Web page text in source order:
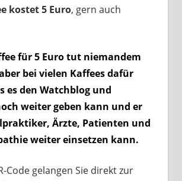
kostet 5 Euro, gern auch
für 5 Euro tut niemandem
bei vielen Kaffees dafür
es den Watchblog und
weiter geben kann und er
Ärzte, Patienten und
weiter einsetzen kann.
Code gelangen Sie direkt zur